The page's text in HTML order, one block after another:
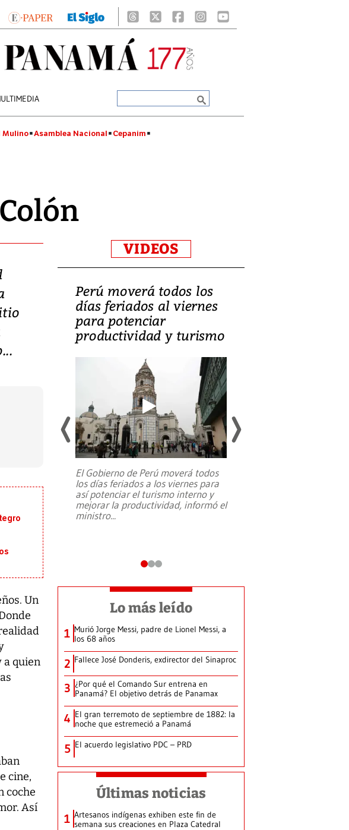
Mulino Asamblea Nacional Cepanim
Un
a quien
cine,
coche
Así
VIDEOS
y
su
Perú moverá todos los
días feriados al viernes
para potenciar
productividad y turismo
El Gobierno de Perú moverá todos
los días feriados a los viernes para
así potenciar el turismo interno y
mejorar la productividad, informó el
ministro...
Lo más leído
1 Murió Jorge Messi, padre de Lionel Messi, a
los 68 años
2 Fallece José Donderis, exdirector del Sinaproc
3 ¿Por qué el Comando Sur entrena en
Panamá? El objetivo detrás de Panamax
4 El gran terremoto de septiembre de 1882: la
noche que estremeció a Panamá
5 El acuerdo legislativo PDC – PRD
Últimas noticias
1 Artesanos indígenas exhiben este fin de
semana sus creaciones en Plaza Catedral